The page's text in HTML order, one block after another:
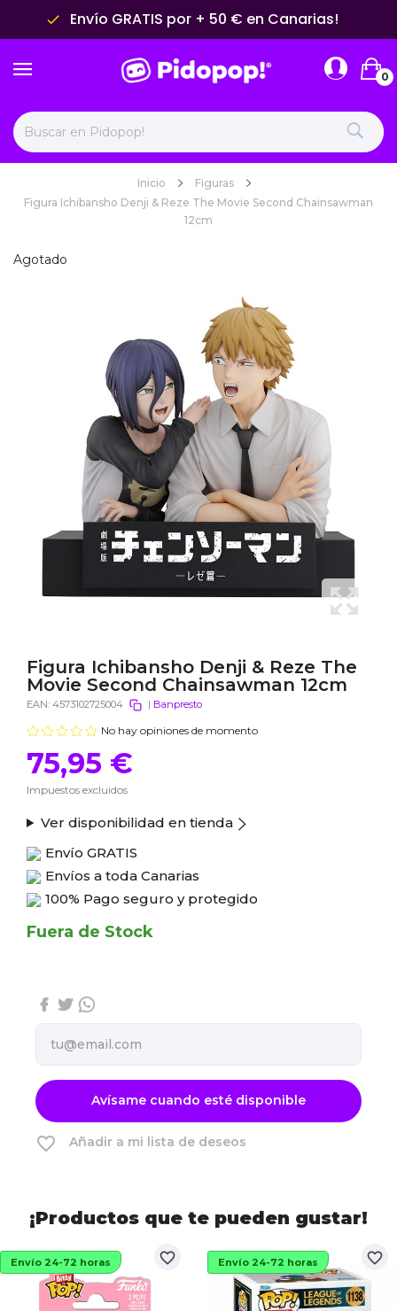
done Envío GRATIS por + 50 € en Canarias!
0
Inicio
Figuras
Figura Ichibansho Denji & Reze The Movie Second Chainsawman
12cm
Agotado
Figura Ichibansho Denji & Reze The
Movie Second Chainsawman 12cm
EAN: 4573102725004 | Banpresto
No hay opiniones de momento
75,95 €
Impuestos excluidos
Ver disponibilidad en tienda
Envío GRATIS
Envíos a toda Canarias
100% Pago seguro y protegido
Fuera de Stock
Avísame cuando esté disponible
favorite_border Añadir a mi lista de deseos
¡Productos que te pueden gustar!
favorite_border
Envío 24-72 horas favorite_border
Envío 24-72 horas